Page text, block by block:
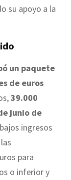
su apoyo a la
un paquete
de euros
39.000
junio de
ingresos
para
o inferior y